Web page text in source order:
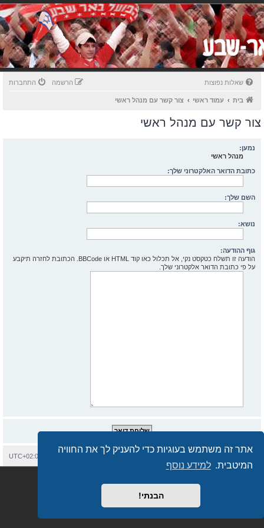
אתר זה משתמש בעוגיות כדי להעניק לך את החוויה
המיטבית. למידע נוסף
הבנתי!
שאלות נפוצות התחברות הרשמה
בית עמוד ראשי צור קשר עם מנהל ראשי
צור קשר עם מנהל ראשי
נמען:
מנהל ראשי
כתובת הדואר האלקטרוני שלך:
השם שלך:
נושא:
גוף ההודעה:
הודעה זו תשלח כטקסט נקי, אל תכלול כאו קוד HTML או BBCode. הכתובת לחזרה תיקבע
על פי כתובת הדואר אלקטרוני שלך.
UTC+02:00 מחיקת עוגיות
Revolution style by
מבוסס עלphpBB.co.il - פורומים בעברית . © 2017 - phpBB.co.il.